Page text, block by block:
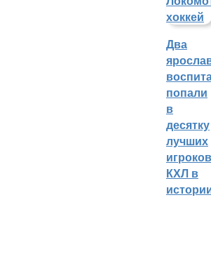
Два
попали
в
десятку
лучших
игроков
КХЛ в